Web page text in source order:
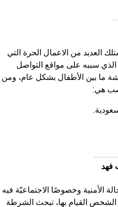
العديد من الاعمال الحرة التي
الذي سببه على مواقع التواصل
ما بين الأطفال بشكل عام، ومن
هي:
فهد
الأمنية وخصوصًا الاجتماعيّة فيه
الشخص القيام بها، تبحث الشرطة